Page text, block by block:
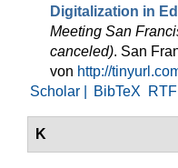
Digitalization in
Meeting San
canceled). San
von http://
Scholar |
BibTeX RTF
K